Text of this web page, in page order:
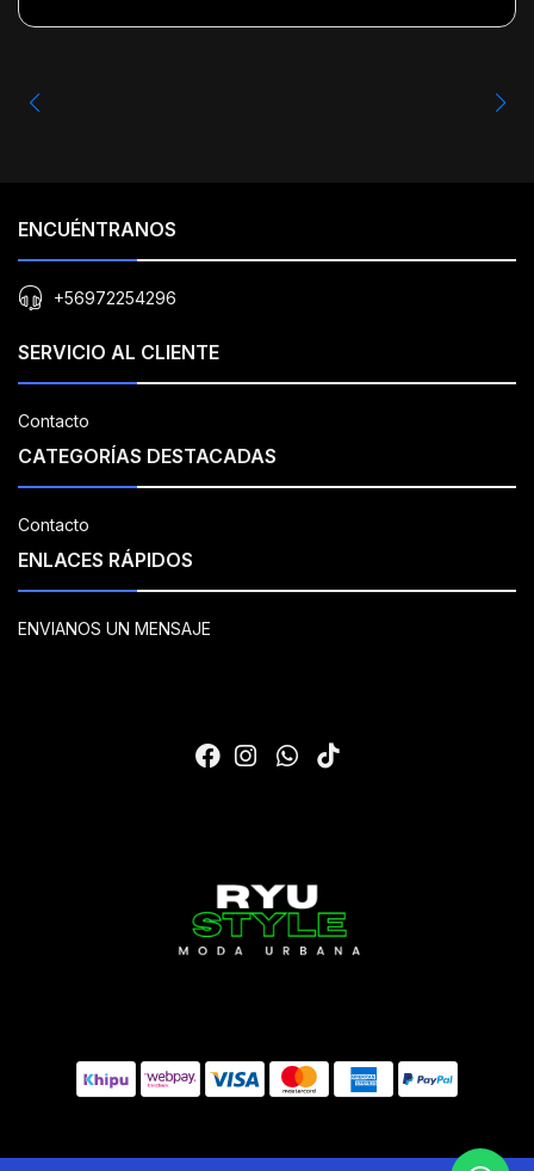
ENCUÉNTRANOS
+56972254296
SERVICIO AL CLIENTE
Contacto
CATEGORÍAS DESTACADAS
Contacto
ENLACES RÁPIDOS
ENVIANOS UN MENSAJE